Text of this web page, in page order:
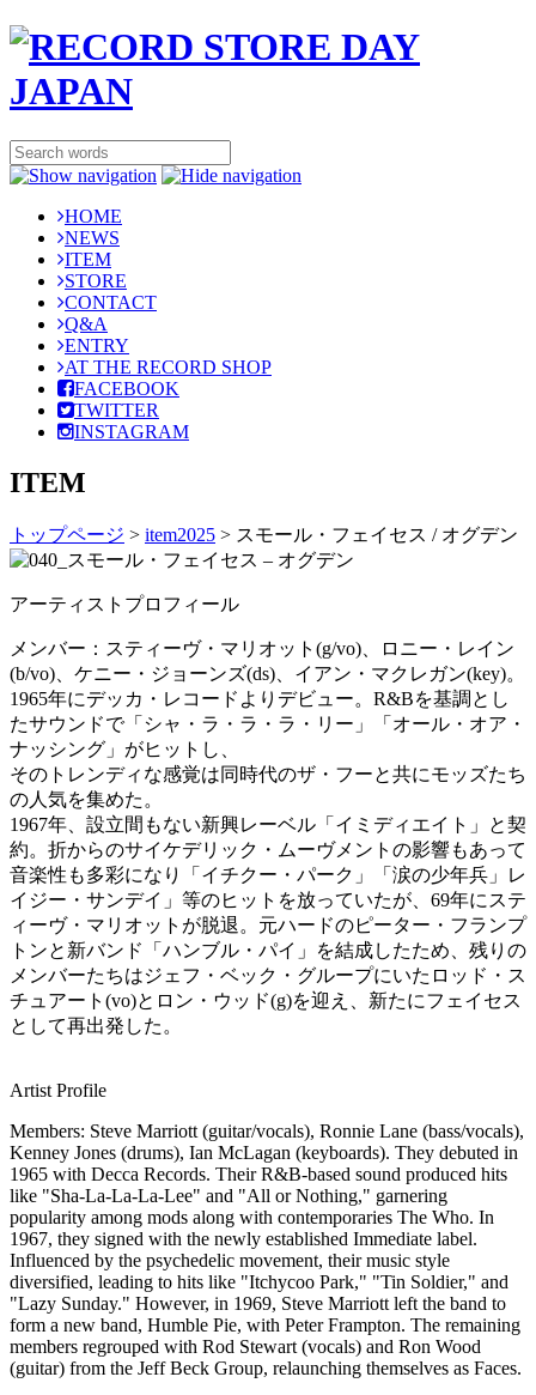
HOME
NEWS
ITEM
STORE
CONTACT
Q&A
ENTRY
AT THE RECORD SHOP
FACEBOOK
TWITTER
INSTAGRAM
ITEM
トップページ > item2025 > スモール・フェイセス / オグデン
アーティストプロフィール
メンバー：スティーヴ・マリオット(g/vo)、ロニー・レイン
(b/vo)、ケニー・ジョーンズ(ds)、イアン・マクレガン(key)。
1965年にデッカ・レコードよりデビュー。R&Bを基調とし
たサウンドで「シャ・ラ・ラ・ラ・リー」「オール・オア・
ナッシング」がヒットし、
そのトレンディな感覚は同時代のザ・フーと共にモッズたち
の人気を集めた。
1967年、設立間もない新興レーベル「イミディエイト」と契
約。折からのサイケデリック・ムーヴメントの影響もあって
音楽性も多彩になり「イチクー・パーク」「涙の少年兵」レ
イジー・サンデイ」等のヒットを放っていたが、69年にステ
ィーヴ・マリオットが脱退。元ハードのピーター・フランプ
トンと新バンド「ハンブル・パイ」を結成したため、残りの
メンバーたちはジェフ・ベック・グループにいたロッド・ス
チュアート(vo)とロン・ウッド(g)を迎え、新たにフェイセス
として再出発した。
Artist Profile
Members: Steve Marriott (guitar/vocals), Ronnie Lane (bass/vocals),
Kenney Jones (drums), Ian McLagan (keyboards). They debuted in
1965 with Decca Records. Their R&B-based sound produced hits
like "Sha-La-La-La-Lee" and "All or Nothing," garnering
popularity among mods along with contemporaries The Who. In
1967, they signed with the newly established Immediate label.
Influenced by the psychedelic movement, their music style
diversified, leading to hits like "Itchycoo Park," "Tin Soldier," and
"Lazy Sunday." However, in 1969, Steve Marriott left the band to
form a new band, Humble Pie, with Peter Frampton. The remaining
members regrouped with Rod Stewart (vocals) and Ron Wood
(guitar) from the Jeff Beck Group, relaunching themselves as Faces.